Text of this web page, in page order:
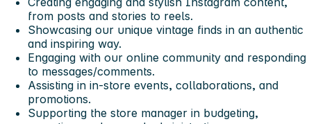
from posts and stories to reels.
Showcasing our unique vintage finds in an authentic
and inspiring way.
Engaging with our online community and responding
to messages/comments.
Assisting in in-store events, collaborations, and
promotions.
Supporting the store manager in budgeting,